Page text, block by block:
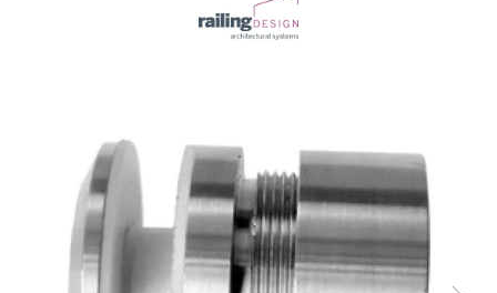
Balamale usi armonice
Usi pe toc
Set toc usa sticla
Set profil toc usa sticla
Profil toc usa sticla